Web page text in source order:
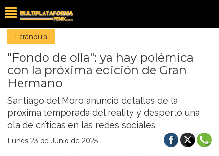
Farándula
"Fondo de olla": ya hay polémica
con la próxima edición de Gran
Hermano
Santiago del Moro anunció detalles de la
próxima temporada del reality y despertó una
ola de críticas en las redes sociales.
Lunes 23 de Junio de 2025